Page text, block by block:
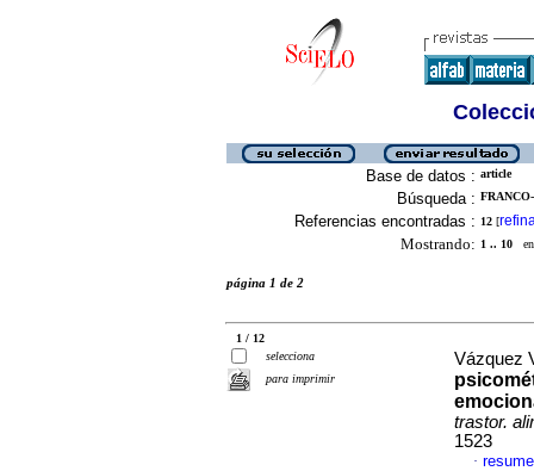
Base de datos : article
Búsqueda :
Referencias encontradas : 12 [
Mostrando: 1 .. 10 en
página 1 de 2
1 / 12
selecciona
para imprimir
Vázquez
trastor.
1523
·